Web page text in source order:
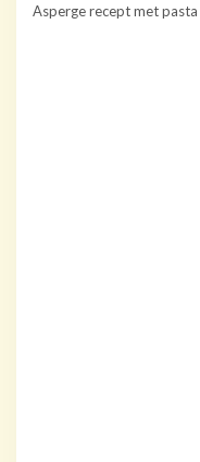
Asperge recept met pasta